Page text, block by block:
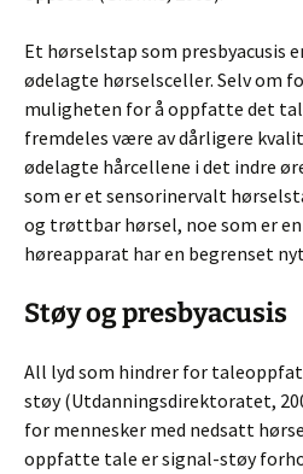
Et hørselstap som presbyacusis
ødelagte hørselsceller. Selv om
muligheten for å oppfatte det
fremdeles være av dårligere
ødelagte hårcellene i det indre
som er et sensorinervalt
og trøttbar hørsel, noe som er
høreapparat har en begrenset
Støy og presbyacusis
All lyd som hindrer for
støy (Utdanningsdirektoratet,
for mennesker med nedsatt
oppfatte tale er signal-støy